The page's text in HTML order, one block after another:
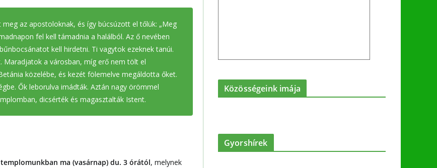
az apostoloknak, és így búcsúzott el tőlük: „Meg
fel kell támadnia a halálból. Az ő nevében
kell hirdetni. Ti vagytok ezeknek tanúi.
Maradjatok a városban, míg erő nem tölt el
közelébe, és kezét fölemelve megáldotta őket.
Ők leborulva imádták. Aztán nagy örömmel
dicsérték és magasztalták Istent.
ma (vasárnap) du. 3 órától, melynek
Közösségeink imája
Gyorshírek